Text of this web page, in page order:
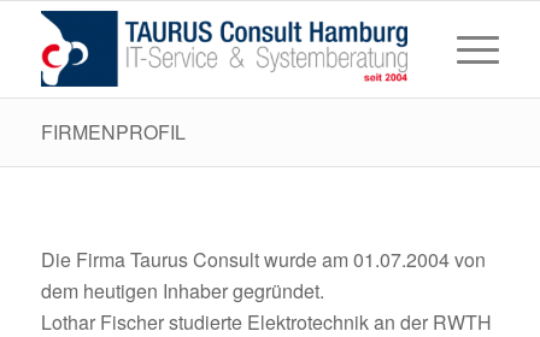
FIRMENPROFIL
Die Firma Taurus Consult wurde am 01.07.2004 von
dem heutigen Inhaber gegründet.
Lothar Fischer studierte Elektrotechnik an der RWTH